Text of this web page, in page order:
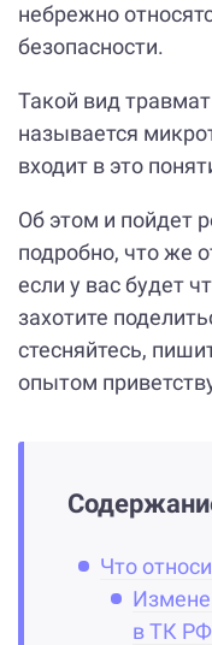
небрежно
безопасности.
Такой вид
называется
входит в это
Об этом и пойдет
подробно, что же
если у вас будет
захотите
стесняйтесь,
опытом
Что
в ТК РФ